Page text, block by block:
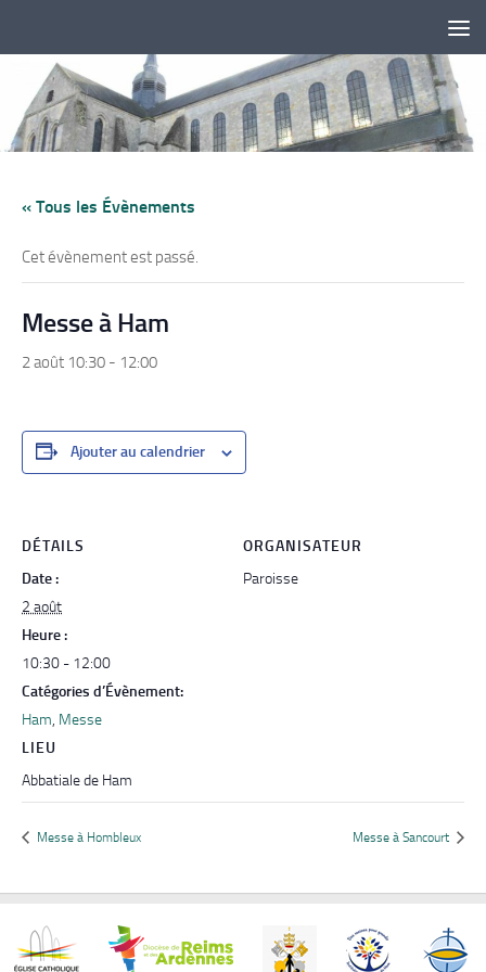
« Tous les Évènements
Cet évènement est passé.
Messe à Ham
2 août 10:30 - 12:00
Ajouter au calendrier
DÉTAILS
Date :
2 août
Heure :
10:30 - 12:00
Catégories d’Évènement:
Ham, Messe
LIEU
Abbatiale de Ham
ORGANISATEUR
Paroisse
Messe à Hombleux Messe à Sancourt